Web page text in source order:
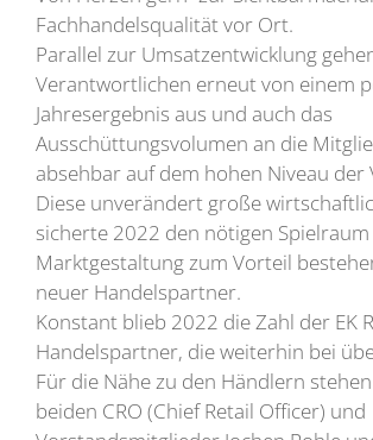
Fachhandelsqualität vor Ort.
Parallel zur Umsatzentwicklung
Verantwortlichen erneut von einem
Jahresergebnis aus und auch das
Ausschüttungsvolumen an die
absehbar auf dem hohen Niveau der
Diese unverändert große
sicherte 2022 den nötigen
Marktgestaltung zum Vorteil
neuer Handelspartner.
Konstant blieb 2022 die Zahl der EK
Handelspartner, die weiterhin bei
Für die Nähe zu den Händlern
beiden CRO (Chief Retail Officer) und